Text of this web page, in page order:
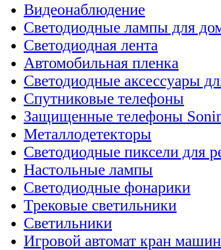
Видеонаблюдение
Светодиодные лампы для
Светодиодная лента
Автомобильная пленка
Светодиодные аксессуары
Спутниковые телефоны
Защищенные телефоны
Металлодетекторы
Светодиодные пиксели для
Настольные лампы
Светодиодные фонарики
Трековые светильники
Светильники
Игровой автомат кран